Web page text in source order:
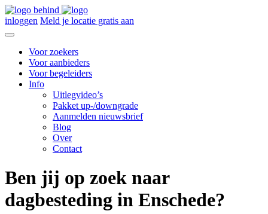
inloggen Meld je locatie gratis aan
Voor zoekers
Voor aanbieders
Voor begeleiders
Info
Uitlegvideo’s
Pakket up-/downgrade
Aanmelden nieuwsbrief
Blog
Over
Contact
Ben jij op zoek naar
dagbesteding in Enschede?